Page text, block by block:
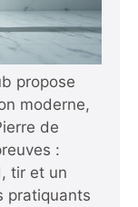
propose
moderne,
de
:
tir et un
pratiquants